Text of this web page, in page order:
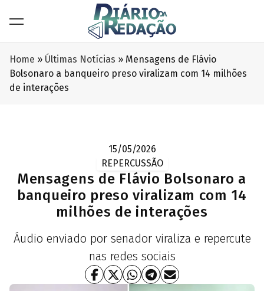
Home » Últimas Notícias » Mensagens de Flávio
Bolsonaro a banqueiro preso viralizam com 14 milhões
de interações
15/05/2026
REPERCUSSÃO
Mensagens de Flávio Bolsonaro a
banqueiro preso viralizam com 14
milhões de interações
Áudio enviado por senador viraliza e repercute
nas redes sociais